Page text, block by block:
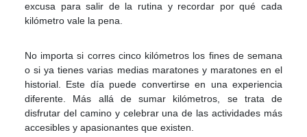
excusa para salir de la rutina y recordar por qué cada
kilómetro vale la pena.
No importa si corres cinco kilómetros los fines de semana
o si ya tienes varias medias maratones y maratones en el
historial. Este día puede convertirse en una experiencia
diferente. Más allá de sumar kilómetros, se trata de
disfrutar del camino y celebrar una de las actividades más
accesibles y apasionantes que existen.